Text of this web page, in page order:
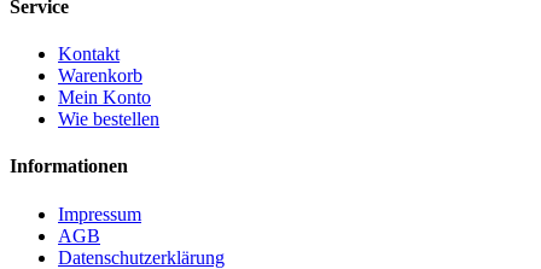
Service
Kontakt
Warenkorb
Mein Konto
Wie bestellen
Informationen
Impressum
AGB
Datenschutzerklärung